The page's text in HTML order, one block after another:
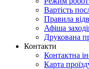
Вартість
Правила
Афіша
Друкована
Контакти
Контактна
Карта